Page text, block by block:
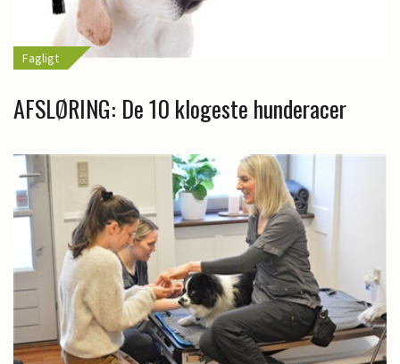
Fagligt
AFSLØRING: De 10 klogeste hunderacer